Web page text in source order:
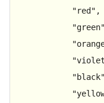
"red" ,
"green"
"black"